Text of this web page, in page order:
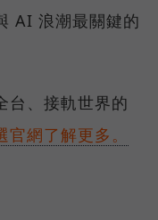
AI 浪潮最關鍵的
台、接軌世界的
官網了解更多。